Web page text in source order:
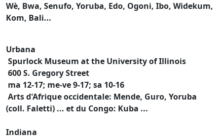
Wè, Bwa, Senufo, Yoruba, Edo, Ogoni, Ibo, Widekum,
Kom, Bali...
Urbana
Spurlock Museum at the University of Illinois
600 S. Gregory Street
ma 12-17; me-ve 9-17; sa 10-16
Arts d'Afrique occidentale: Mende, Guro, Yoruba
(coll. Faletti) ... et du Congo: Kuba ...
Indiana